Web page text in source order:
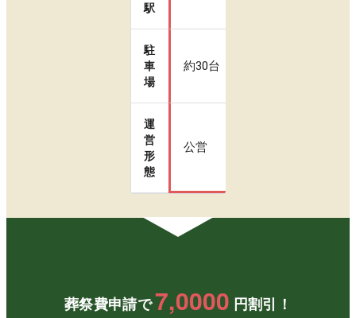
駅
駐
車
場
約30台
運
営
形
態
公営
葬祭費申請で 7,0000 円割引！